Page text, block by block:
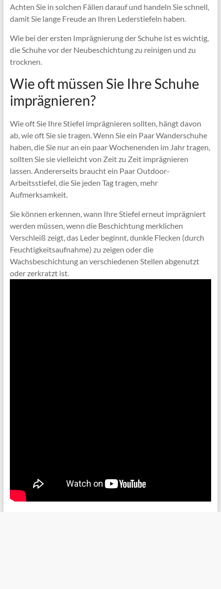
Achten Sie in solchen Fällen darauf und handeln Sie schnell,
damit Sie lange Freude an Ihren Lederstiefeln haben.
Wie bei der ersten Imprägnierung der Schuhe ist es wichtig,
die Schuhe vor der Neubeschichtung zu reinigen und zu
trocknen.
Wie oft müssen Sie Ihre Schuhe
imprägnieren?
Wie oft Sie Ihre Stiefel imprägnieren sollten, hängt davon
ab, wie oft Sie sie tragen. Wenn Sie ein Paar Wanderschuhe
haben, die Sie nur an ein paar Wochenenden im Jahr tragen,
sollten Sie sie vielleicht von Zeit zu Zeit imprägnieren
lassen. Andererseits braucht ein Paar Outdoor-
Arbeitsstiefel, die Sie jeden Tag tragen, mehr
Aufmerksamkeit.
Sie können erkennen, wann Ihre Stiefel erneut imprägniert
werden müssen, wenn die Beschichtung merklichen
Verschleiß zeigt, das Leder beginnt, dunkle Flecken (durch
Feuchtigkeitsaufnahme) zu zeigen oder die
Wachsbeschichtung an verschiedenen Stellen abgenutzt
oder zerkratzt ist.